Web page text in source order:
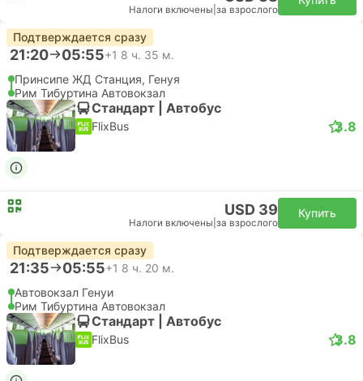
Налоги включены за взрослого
Подтверждается сразу
21:20 05:55+1 8 ч. 35 м.
Принсипе ЖД Станция, Генуя
Рим Тибуртина Автовокзал
Стандарт | Автобус
FlixBus 3.8
USD 39
Налоги включены за взрослого
Купить
Подтверждается сразу
21:35 05:55+1 8 ч. 20 м.
Автовокзал Генуи
Рим Тибуртина Автовокзал
Стандарт | Автобус
FlixBus 3.8